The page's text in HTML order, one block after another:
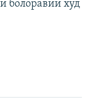
болоравии худ